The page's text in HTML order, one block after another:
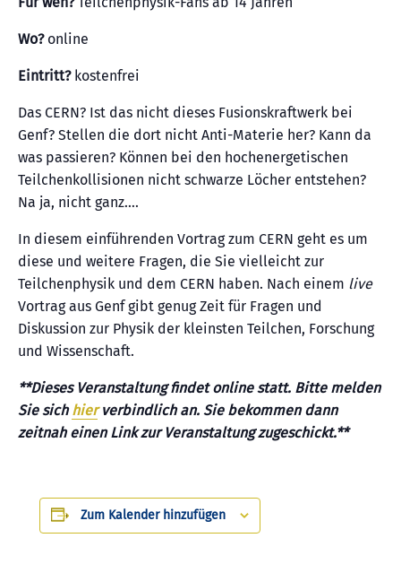
Wo?online
Eintritt?kostenfrei
Das CERN? Ist das nicht dieses Fusionskraftwerk bei
Genf? Stellen die dort nicht Anti-Materie her? Kann da
was passieren? Können bei den hochenergetischen
Teilchenkollisionen nicht schwarze Löcher entstehen?
Na ja, nicht ganz….
In diesem einführenden Vortrag zum CERN geht es um
diese und weitere Fragen, die Sie vielleicht zur
Teilchenphysik und dem CERN haben. Nach einem live
Vortrag aus Genf gibt genug Zeit für Fragen und
Diskussion zur Physik der kleinsten Teilchen, Forschung
und Wissenschaft.
**Dieses Veranstaltung findet online statt. Bitte melden
Sie sichhierverbindlich an. Sie bekommen dann
zeitnah einen Link zur Veranstaltung zugeschickt.**
Zum Kalender hinzufügen